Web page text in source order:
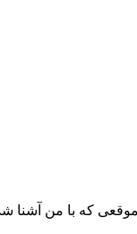
که با من